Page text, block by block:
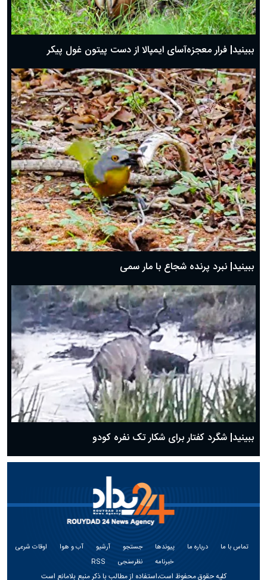
ببینید| فرار معجزه‌آسای ایمپالا از دست پیتون غول پیکر
ببینید| نبرد پرنده شجاع با مار سمی
ببینید| شگرد کفتار برای شکار تک نفره کودو
تماس با ما درباره ما پیوندها جستجو آرشیو آب و هوا
اوقات شرعی
خبرنامه
نظرسنجی RSS
کلیه حقوق محفوظ است،استفاده از مطالب با ذکر منبع بلامانع است